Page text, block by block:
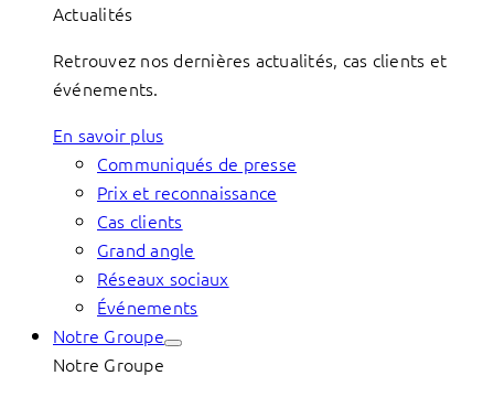
Actualités
Retrouvez nos dernières actualités, cas clients et
événements.
En savoir plus
Communiqués de presse
Prix et reconnaissance
Cas clients
Grand angle
Réseaux sociaux
Événements
Notre Groupe
Notre Groupe